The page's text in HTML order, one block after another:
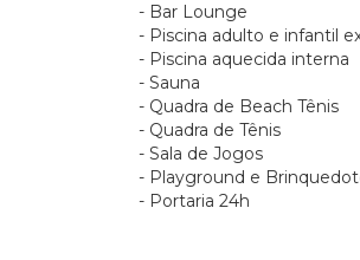
- Bar Lounge
- Piscina adulto e infantil
- Piscina aquecida interna
- Sauna
- Quadra de Beach Tênis
- Quadra de Tênis
- Sala de Jogos
- Playground e
- Portaria 24h